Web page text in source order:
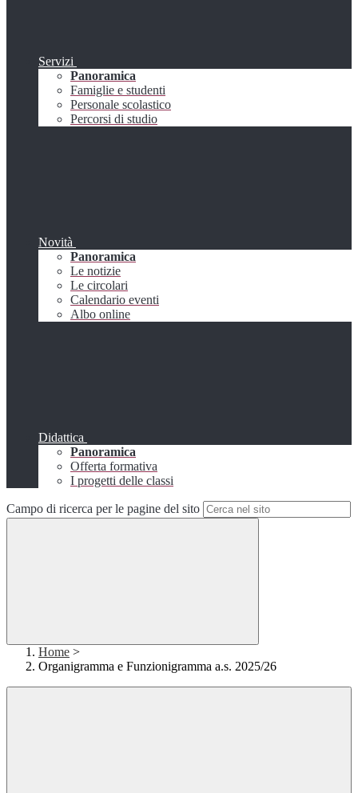
Servizi
Panoramica
Famiglie e studenti
Personale scolastico
Percorsi di studio
Novità
Panoramica
Le notizie
Le circolari
Calendario eventi
Albo online
Didattica
Panoramica
Offerta formativa
I progetti delle classi
Campo di ricerca per le pagine del sito
Home >
Organigramma e Funzionigramma a.s. 2025/26